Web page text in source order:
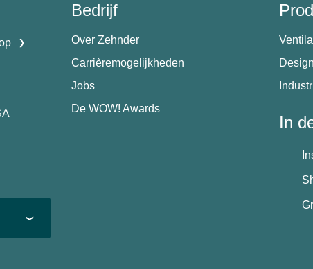
Bedrijf
Over Zehnder
Carrièremogelijkheden
Jobs
De WOW! Awards
In